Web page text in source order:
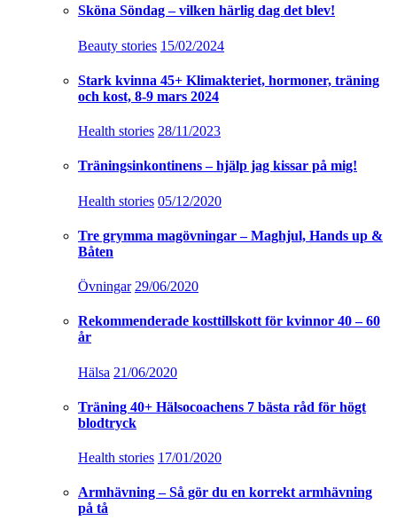
Sköna Söndag – vilken härlig dag det blev!
Beauty stories 15/02/2024
Stark kvinna 45+ Klimakteriet, hormoner, träning
och kost, 8-9 mars 2024
Health stories 28/11/2023
Träningsinkontinens – hjälp jag kissar på mig!
Health stories 05/12/2020
Tre grymma magövningar – Maghjul, Hands up &
Båten
Övningar 29/06/2020
Rekommenderade kosttillskott för kvinnor 40 – 60
år
Hälsa 21/06/2020
Träning 40+ Hälsocoachens 7 bästa råd för högt
blodtryck
Health stories 17/01/2020
Armhävning – Så gör du en korrekt armhävning
på tå